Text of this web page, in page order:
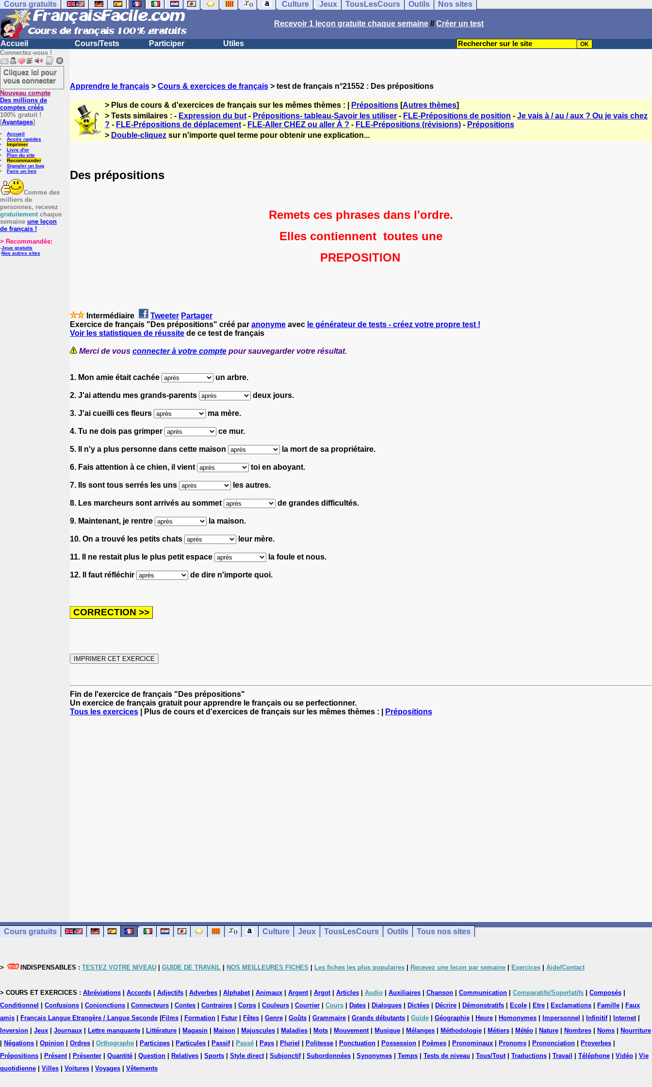
Cours gratuits Culture Jeux TousLesCours Outils Nos sites
Recevoir 1 leçon gratuite chaque semaine //Créer un test
Accueil Cours/Tests Participer Utiles
Connectez-vous !
Cliquez ici pour
vous connecter
Nouveau compte
Des millions de
comptes créés
100% gratuit !
[Avantages]
Accueil
Accès rapides
Imprimer
Livre d'or
Plan du site
Recommander
Signaler un bug
Faire un lien
Comme des
milliers de
personnes, recevez
gratuitementchaque
semaine une leçon
de français !
> Recommandés:
-Jeux gratuits
-Nos autres sites
Apprendre le français > Cours & exercices de français > test de français n°21552 : Des prépositions
> Plus de cours & d'exercices de français sur les mêmes thèmes : | Prépositions [Autres thèmes]
> Tests similaires : - Expression du but - Prépositions- tableau-Savoir les utiliser - FLE-Prépositions de position - Je vais à / au / aux ? Ou je vais chez
? - FLE-Prépositions de déplacement - FLE-Aller CHEZ ou aller À ? - FLE-Prépositions (révisions) - Prépositions
> Double-cliquez sur n'importe quel terme pour obtenir une explication...
Des prépositions
Remets ces phrases dans l'ordre.
Elles contiennent toutes une
PREPOSITION
Intermédiaire Tweeter Partager
Exercice de français "Des prépositions" créé par anonyme avec le générateur de tests - créez votre propre test !
Voir les statistiques de réussite de ce test de français
Merci de vous connecter à votre compte pour sauvegarder votre résultat.
1. Mon amie était cachée un arbre.
2. J'ai attendu mes grands-parents deux jours.
3. J'ai cueilli ces fleurs ma mère.
4. Tu ne dois pas grimper ce mur.
5. Il n'y a plus personne dans cette maison la mort de sa propriétaire.
6. Fais attention à ce chien, il vient toi en aboyant.
7. Ils sont tous serrés les uns les autres.
8. Les marcheurs sont arrivés au sommet de grandes difficultés.
9. Maintenant, je rentre la maison.
10. On a trouvé les petits chats leur mère.
11. Il ne restait plus le plus petit espace la foule et nous.
12. Il faut réfléchir de dire n'importe quoi.
Fin de l'exercice de français "Des prépositions"
Un exercice de français gratuit pour apprendre le français ou se perfectionner.
Tous les exercices | Plus de cours et d'exercices de français sur les mêmes thèmes : | Prépositions
Cours gratuits Culture Jeux TousLesCours Outils Tous nos sites
> INDISPENSABLES : TESTEZ VOTRE NIVEAU GUIDE DE TRAVAIL NOS MEILLEURES FICHES Les fiches les plus populaires Recevez une leçon par semaine Exercices Aide/Contact
> COURS ET EXERCICES : Abréviations Accords Adjectifs Adverbes Alphabet| Animaux Argent| Argot| Articles Audio Auxiliaires Chanson Communication Comparatifs/Superlatifs Composés
Conditionnel
Confusions Conjonctions Connecteurs Contes Contraires Corps Couleurs Courrier Cours Dates Dialogues Dictées Décrire Démonstratifs Ecole Etre Exclamations Famille
Faux
amis
Français Langue Etrangère / Langue Seconde Films Formation Futur Fêtes Genre Goûts Grammaire Grands débutants Guide Géographie Heure Homonymes Impersonnel Infinitif| Internet|
Inversion
Jeux Journaux Lettre manquante Littérature Magasin Maison Majuscules Maladies Mots Mouvement| Musique Mélanges Méthodologie Métiers Météo Nature Nombres Noms
Nourriture
Négations Opinion Ordres Orthographe Participes Particules Passif| Passé Pays Pluriel Politesse Ponctuation Possession Poèmes Pronominaux Pronoms Prononciation Proverbes
Prépositions
Présent| Présenter Quantité Question Relatives Sports Style direct| Subjonctif| Subordonnées Synonymes Temps Tests de niveau Tous/Tout| Traductions Travail Téléphone Vidéo
Vie
quotidienne
Villes Voitures Voyages Vêtements